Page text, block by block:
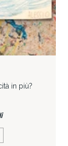
in più?